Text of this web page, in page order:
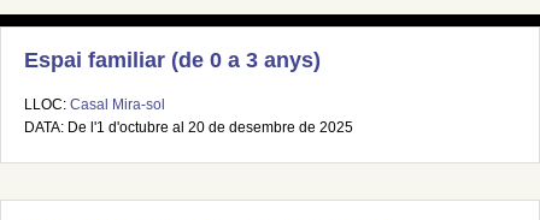
Espai familiar (de 0 a 3 anys)
LLOC: Casal Mira-sol
DATA: De l'1 d'octubre al 20 de desembre de 2025